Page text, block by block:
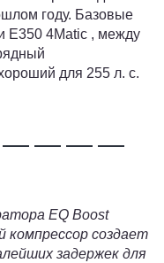
году. Базовые
E350 4Matic , между
для 255 л. с.
EQ Boost
компрессор создает
задержек для